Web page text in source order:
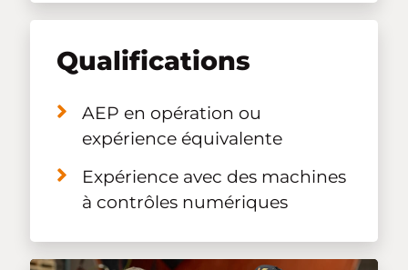
Qualifications
AEP en opération ou
expérience équivalente
Expérience avec des machines
à contrôles numériques